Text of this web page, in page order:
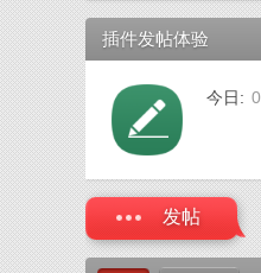
DU
插件发帖体验
今日: 0
发帖